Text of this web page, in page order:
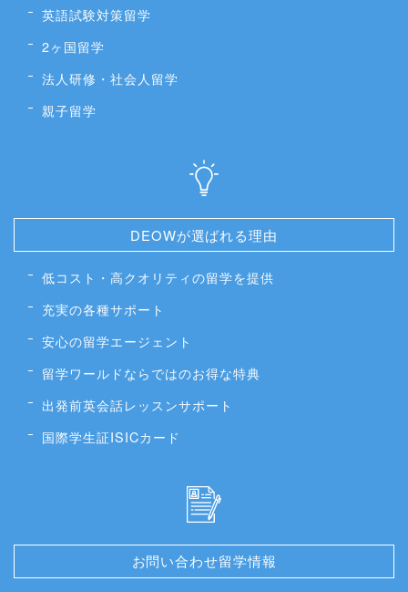
英語試験対策留学
2ヶ国留学
法人研修・社会人留学
親子留学
DEOWが選ばれる理由
低コスト・高クオリティの留学を提供
充実の各種サポート
安心の留学エージェント
留学ワールドならではのお得な特典
出発前英会話レッスンサポート
国際学生証ISICカード
お問い合わせ留学情報